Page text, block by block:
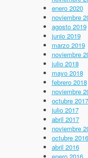
enero 2020
noviembre
agosto 2019
junio 2019
marzo 2019
noviembre
julio 2018
mayo 2018
febrero 2018
noviembre
octubre 2017
julio 2017
abril 2017
noviembre
octubre 2016
abril 2016
enero 2016